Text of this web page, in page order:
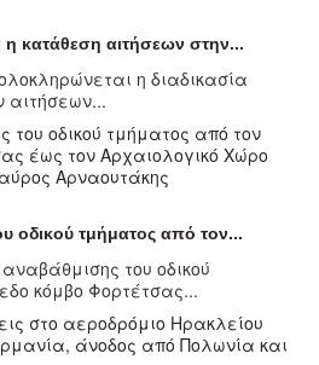
κατάθεση αιτήσεων στην...
η διαδικασία
αιτήσεων...
οδικού τμήματος από τον...
του οδικού
κόμβο Φορτέτσας...